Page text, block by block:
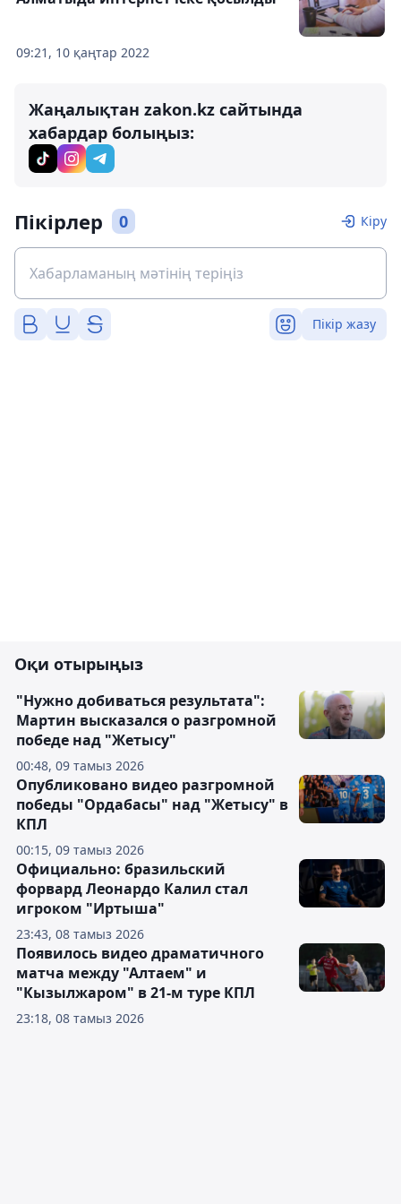
09:21, 10 қаңтар 2022
Жаңалықтан zakon.kz сайтында
хабардар болыңыз:
Пікірлер 0 Кіру
Пікір жазу
Оқи отырыңыз
00:48, 09 тамыз 2026
"Нужно добиваться результата":
Мартин высказался о разгромной
победе над "Жетысу"
00:15, 09 тамыз 2026
Опубликовано видео разгромной
победы "Ордабасы" над "Жетысу" в
КПЛ
23:43, 08 тамыз 2026
Официально: бразильский
форвард Леонардо Калил стал
игроком "Иртыша"
23:18, 08 тамыз 2026
Появилось видео драматичного
матча между "Алтаем" и
"Кызылжаром" в 21-м туре КПЛ